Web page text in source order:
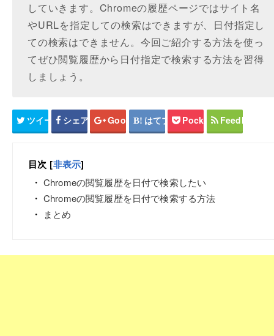
していきます。Chromeの履歴ページではサイト名
やURLを指定しての検索はできますが、日付指定し
ての検索はできません。今回ご紹介する方法を使っ
てぜひ閲覧履歴から日付指定で検索する方法を習得
しましょう。
ツイート シェア Google+ はてブ Pocket Feedly
目次 [非表示]
Chromeの閲覧履歴を日付で検索したい
Chromeの閲覧履歴を日付で検索する方法
まとめ